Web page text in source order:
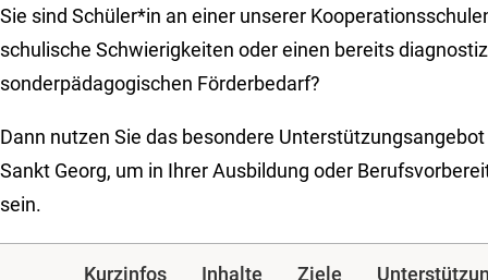
Sie sind Schüler*in an einer unserer
schulische Schwierigkeiten oder einen bereits
sonderpädagogischen Förderbedarf?
Dann nutzen Sie das besondere
Sankt Georg, um in Ihrer Ausbildung oder
sein.
Kurzinfos Inhalte Ziele